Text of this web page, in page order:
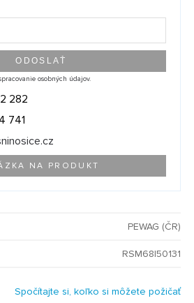
osobných údajov.
282
741
NA PRODUKT
PEWAG (ČR)
RSM68|50131
Spočítajte si, koľko si môžete požičať